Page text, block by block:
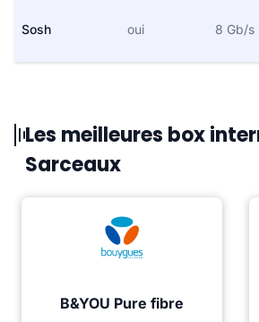
Sosh oui 8 Gb/s
Les meilleures box
Sarceaux
B&YOU Pure fibre